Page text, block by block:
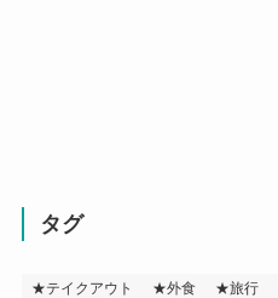
タグ
★テイクアウト ★外食 ★旅行